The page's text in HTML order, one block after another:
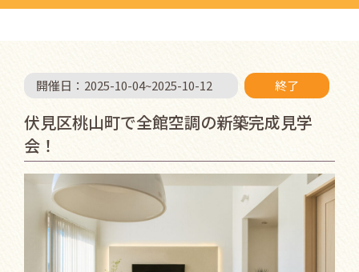
開催日： 2025-10-04~2025-10-12 終了
伏見区桃山町で全館空調の新築完成見学
会！